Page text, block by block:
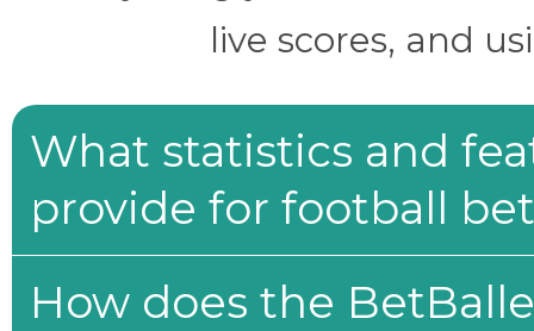
live scores, and
What statistics and
provide for football
How does the